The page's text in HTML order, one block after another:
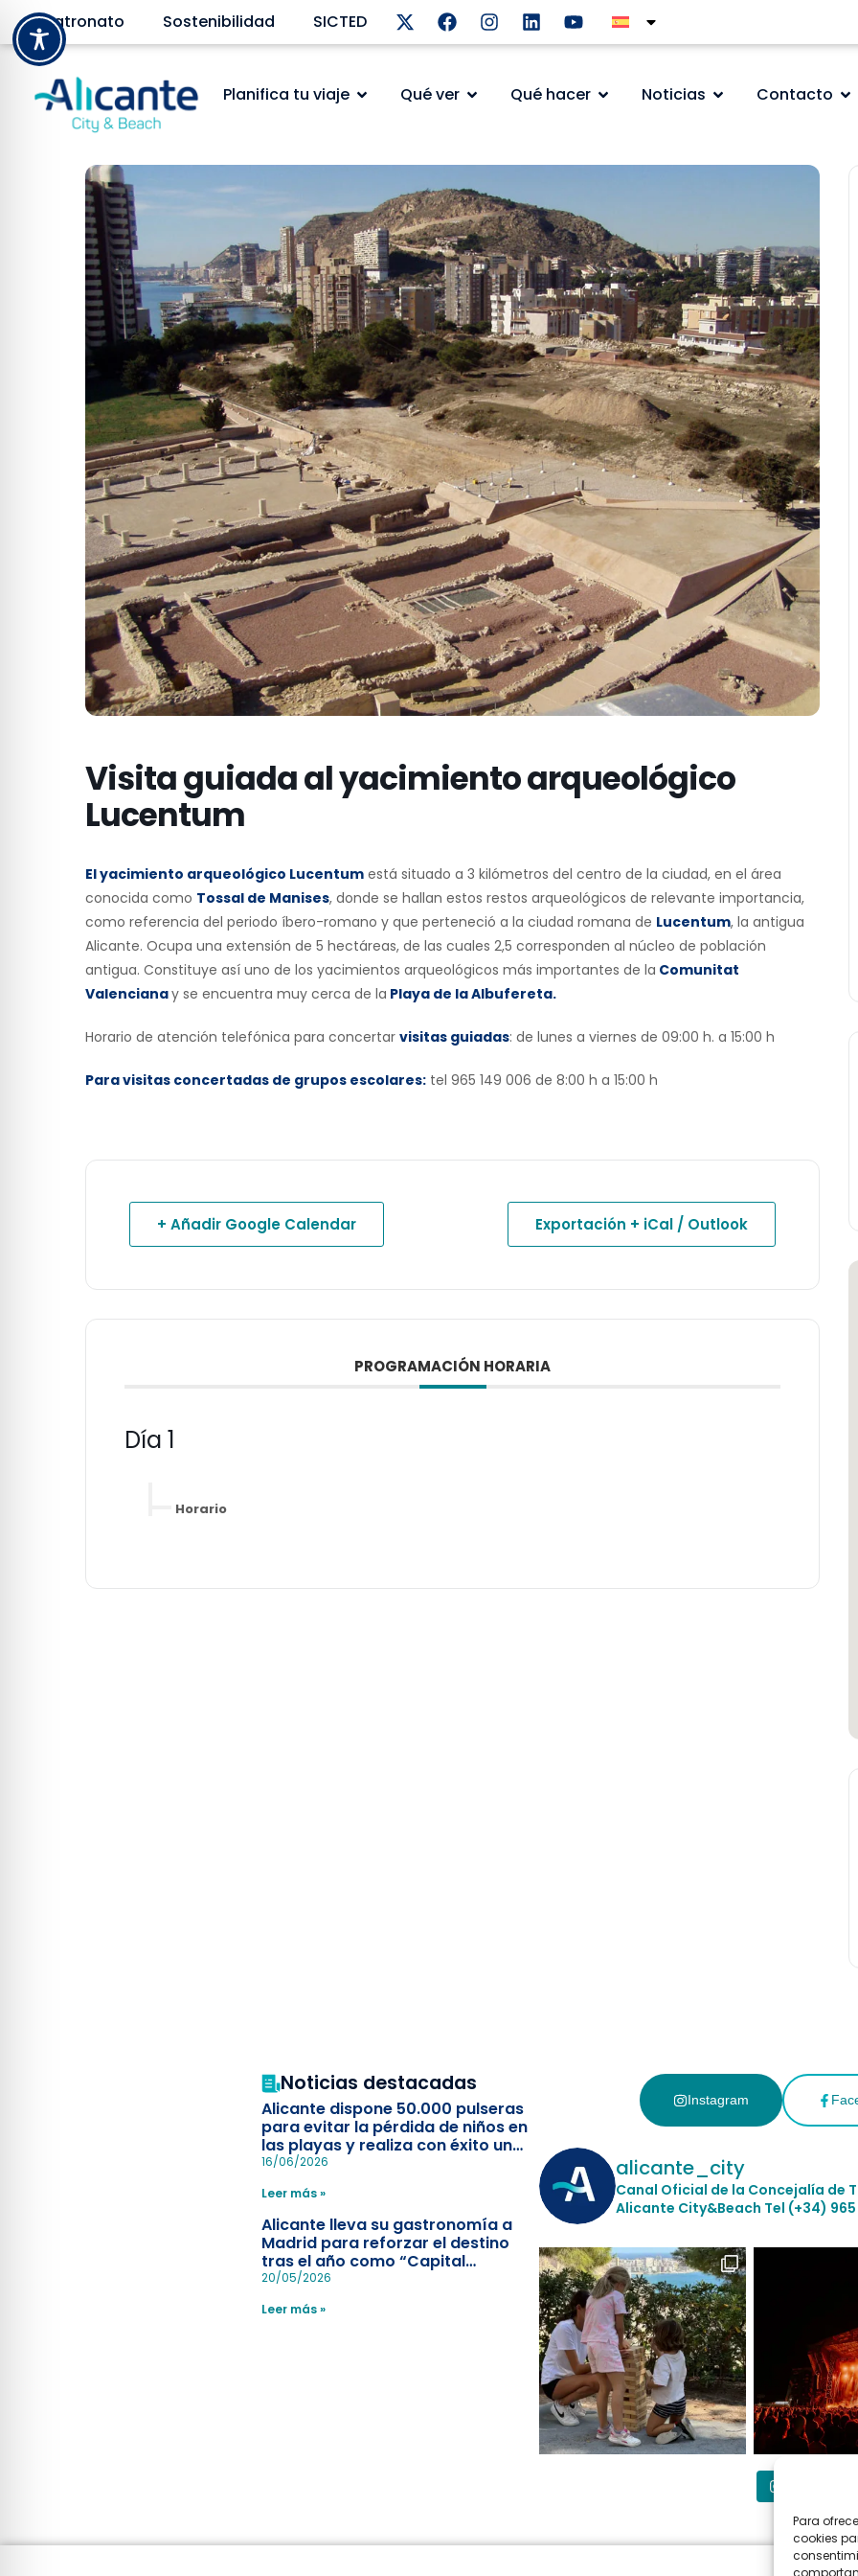
Para
cookies
Patronato Sostenibilidad SICTED
Planifica tu viaje Qué ver Qué hacer Noticias Contacto
Visita guiada al yacimiento arqueológico
Lucentum
El yacimiento arqueológico Lucentum está situado a 3 kilómetros del centro de la ciudad, en el área
conocida como Tossal de Manises, donde se hallan estos restos arqueológicos de relevante importancia,
como referencia del periodo íbero-romano y que perteneció a la ciudad romana de Lucentum, la antigua
Alicante. Ocupa una extensión de 5 hectáreas, de las cuales 2,5 corresponden al núcleo de población
antigua. Constituye así uno de los yacimientos arqueológicos más importantes de la Comunitat
Valencianay se encuentra muy cerca de la Playa de la Albufereta.
Horario de atención telefónica para concertar visitas guiadas: de lunes a viernes de 09:00 h. a 15:00 h
Para visitas concertadas de grupos escolares: tel 965 149 006 de 8:00 h a 15:00 h
+ Añadir Google Calendar Exportación + iCal / Outlook
PROGRAMACIÓN HORARIA
Día 1
Horario
Noticias destacadas
Alicante dispone 50.000 pulseras
para evitar la pérdida de niños en
las playas y realiza con éxito un
simulacro de socorrismo
16/06/2026
Leer más »
Alicante lleva su gastronomía a
Madrid para reforzar el destino
tras el año como “Capital
Española”
20/05/2026
Leer más »
Instagram
alicante_city
Canal Oficial de la Concejalía de
Alicante City&Beach Tel (+34) 965